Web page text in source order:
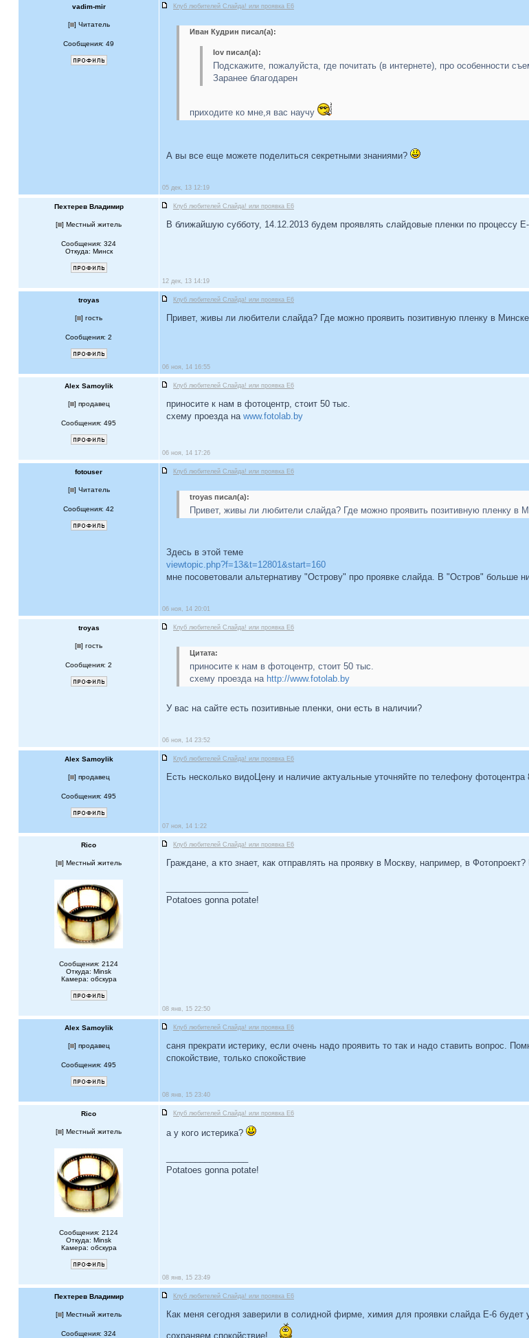
vadim-mir Клуб любителей Слайда! или проявка E6
[ ] Читатель
Сообщения: 49
Иван Кудрин писал(а):
Iov писал(а):
Подскажите, пожалуйста, где почитать (в интернете), про особенности
Заранее благодарен
приходите ко мне,я вас научу
А вы все еще можете поделиться секретными знаниями?
05 дек, 13 12:19
Пехтерев Владимир Клуб любителей Слайда! или проявка E6
[ ] Местный житель
Сообщения: 324
Откуда: Минск
В ближайшую субботу, 14.12.2013 будем проявлять слайдовые пленки по процессу
12 дек, 13 14:19
troyas Клуб любителей Слайда! или проявка E6
[ ] гость
Сообщения: 2
Привет, живы ли любители слайда? Где можно проявить позитивную пленку в
06 ноя, 14 16:55
Alex Samoylik Клуб любителей Слайда! или проявка E6
[ ] продавец
Сообщения: 495
приносите к нам в фотоцентр, стоит 50 тыс.
схему проезда на www.fotolab.by
06 ноя, 14 17:26
fotouser Клуб любителей Слайда! или проявка E6
[ ] Читатель
Сообщения: 42
troyas писал(а):
Привет, живы ли любители слайда? Где можно проявить позитивную пленку в
Здесь в этой теме
viewtopic.php?f=13&t=12801&start=160
мне посоветовали альтернативу "Острову" про проявке слайда. В "Остров" больше
06 ноя, 14 20:01
troyas Клуб любителей Слайда! или проявка E6
[ ] гость
Сообщения: 2
Цитата:
приносите к нам в фотоцентр, стоит 50 тыс.
схему проезда на http://www.fotolab.by
У вас на сайте есть позитивные пленки, они есть в наличии?
06 ноя, 14 23:52
Alex Samoylik Клуб любителей Слайда! или проявка E6
[ ] продавец
Сообщения: 495
Есть несколько видоЦену и наличие актуальные уточняйте по телефону фотоцентра
07 ноя, 14 1:22
Rico Клуб любителей Слайда! или проявка E6
[ ] Местный житель
Сообщения: 2124
Откуда: Minsk
Камера: обскура
Граждане, а кто знает, как отправлять на проявку в Москву, например, в
Potatoes gonna potate!
08 янв, 15 22:50
Alex Samoylik Клуб любителей Слайда! или проявка E6
[ ] продавец
Сообщения: 495
саня прекрати истерику, если очень надо проявить то так и надо ставить вопрос.
спокойствие, только спокойствие
08 янв, 15 23:40
Rico Клуб любителей Слайда! или проявка E6
[ ] Местный житель
Сообщения: 2124
Откуда: Minsk
Камера: обскура
а у кого истерика?
Potatoes gonna potate!
08 янв, 15 23:49
Пехтерев Владимир Клуб любителей Слайда! или проявка E6
[ ] Местный житель
Сообщения: 324
Как меня сегодня заверили в солидной фирме, химия для проявки слайда Е-6
сохраняем спокойствие!.